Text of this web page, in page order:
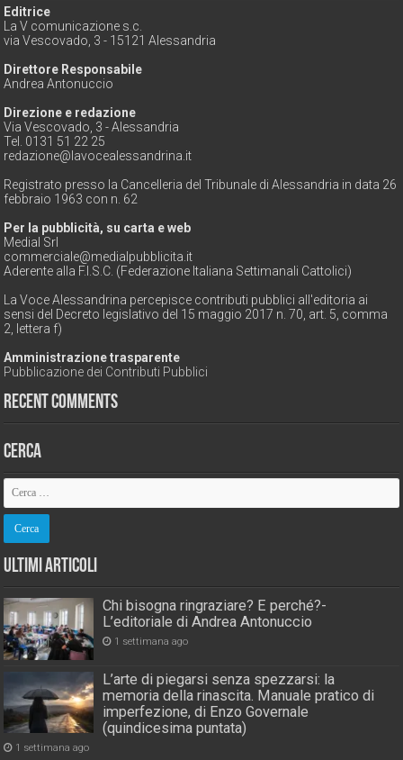
Editrice
La V comunicazione s.c.
via Vescovado, 3 - 15121 Alessandria
Direttore Responsabile
Andrea Antonuccio
Direzione e redazione
Via Vescovado, 3 - Alessandria
Tel. 0131 51 22 25
redazione@lavocealessandrina.it
Registrato presso la Cancelleria del Tribunale di Alessandria in data 26
febbraio 1963 con n. 62
Per la pubblicità, su carta e web
Medial Srl
commerciale@medialpubblicita.it
Aderente alla F.I.S.C. (Federazione Italiana Settimanali Cattolici)
La Voce Alessandrina percepisce contributi pubblici all'editoria ai
sensi del Decreto legislativo del 15 maggio 2017 n. 70, art. 5, comma
2, lettera f)
Amministrazione trasparente
Pubblicazione dei Contributi Pubblici
Recent Comments
Cerca
Ultimi Articoli
Chi bisogna ringraziare? E perché?-
L’editoriale di Andrea Antonuccio
1 settimana ago
L’arte di piegarsi senza spezzarsi: la
memoria della rinascita. Manuale pratico di
imperfezione, di Enzo Governale
(quindicesima puntata)
1 settimana ago